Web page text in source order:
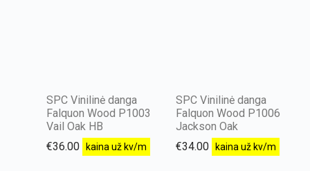
SPC Vinilinė danga
Falquon Wood P1003
Vail Oak HB
€36.00 kaina už kv/m
SPC Vinilinė danga
Falquon Wood P1006
Jackson Oak
€34.00 kaina už kv/m